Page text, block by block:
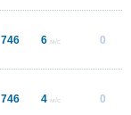
746 6 м/с 0
746 4 м/с 0